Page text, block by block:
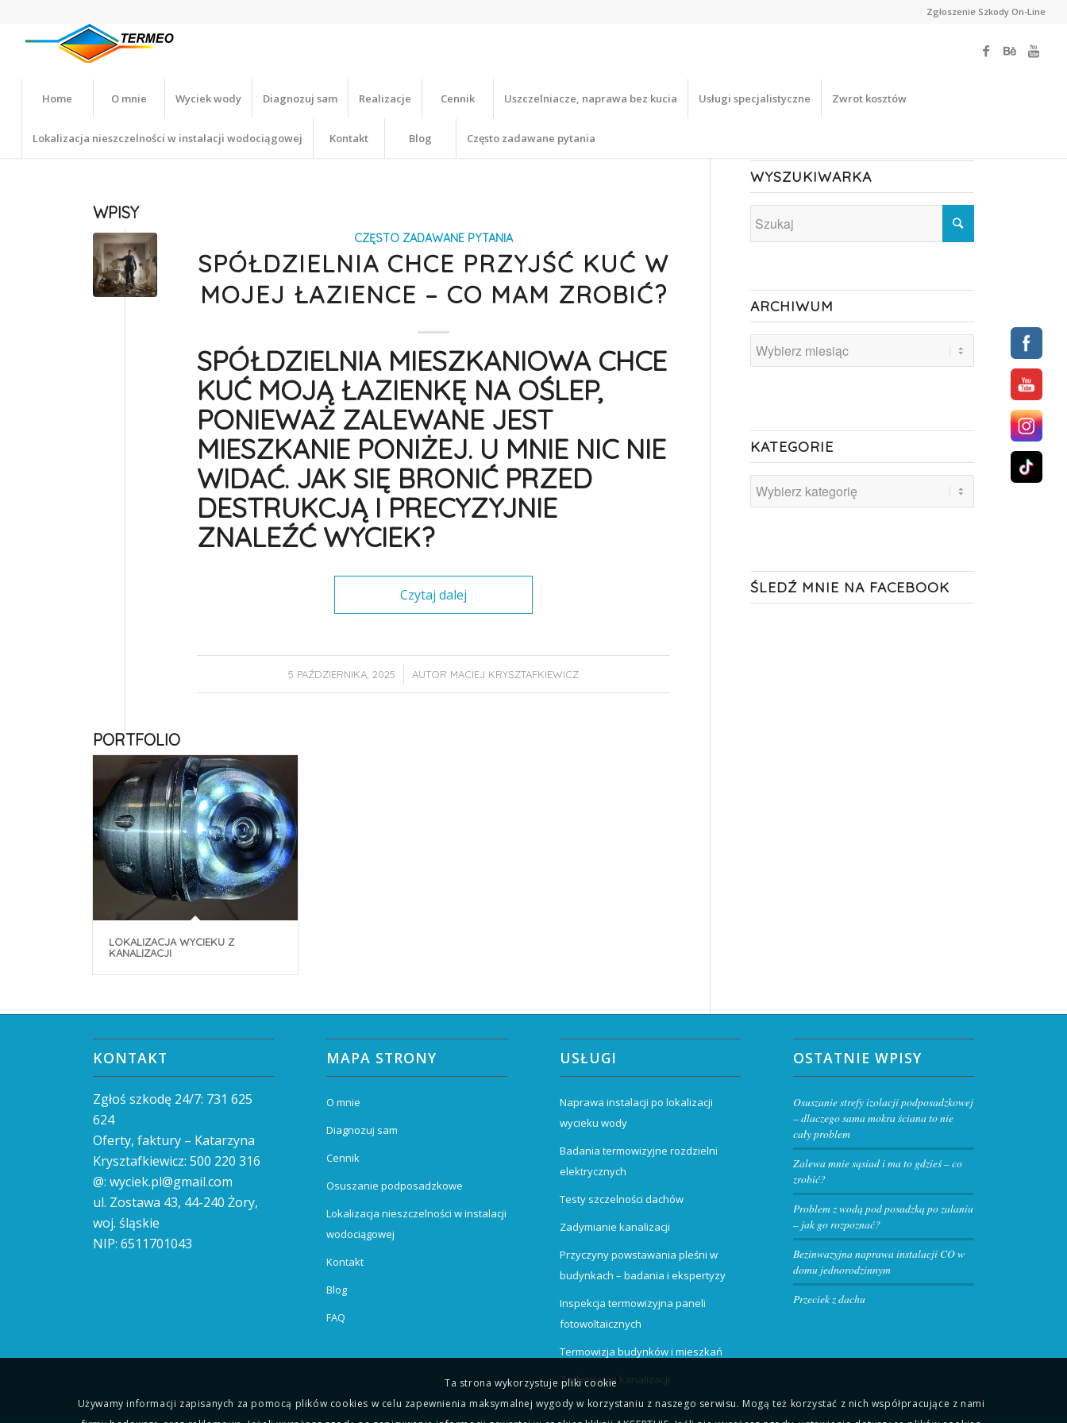
Zgłoszenie Szkody On-Line
Home O mnie Wyciek wody Diagnozuj sam Realizacje Cennik Uszczelniacze, naprawa bez kucia Usługi specjalistyczne Zwrot kosztów
Lokalizacja nieszczelności w instalacji wodociągowej Kontakt Blog Często zadawane pytania
WPISY
CZĘSTO ZADAWANE PYTANIA
SPÓŁDZIELNIA CHCE PRZYJŚĆ KUĆ W
MOJEJ ŁAZIENCE – CO MAM ZROBIĆ?
SPÓŁDZIELNIA MIESZKANIOWA CHCE
KUĆ MOJĄ ŁAZIENKĘ NA OŚLEP,
PONIEWAŻ ZALEWANE JEST
MIESZKANIE PONIŻEJ. U MNIE NIC NIE
WIDAĆ. JAK SIĘ BRONIĆ PRZED
DESTRUKCJĄ I PRECYZYJNIE
ZNALEŹĆ WYCIEK?
Czytaj dalej
5 PAŹDZIERNIKA, 2025
/ AUTOR MACIEJ KRYSZTAFKIEWICZ
PORTFOLIO
LOKALIZACJA WYCIEKU Z
KANALIZACJI
WYSZUKIWARKA
ARCHIWUM
KATEGORIE
Kategorie
ŚLEDŹ MNIE NA FACEBOOK
KONTAKT
Zgłoś szkodę 24/7: 731 625
624
Oferty, faktury – Katarzyna
Krysztafkiewicz:500 220 316
@:wyciek.pl@gmail.com
ul. Zostawa 43, 44-240Żory,
woj. śląskie
NIP: 6511701043
MAPA STRONY
O mnie
Diagnozuj sam
Cennik
Osuszanie podposadzkowe
Lokalizacja nieszczelności w instalacji
wodociągowej
Kontakt
Blog
FAQ
USŁUGI
Naprawa instalacji po lokalizacji
wycieku wody
Badania termowizyjne rozdzielni
elektrycznych
Testy szczelności dachów
Zadymianie kanalizacji
Przyczyny powstawania pleśni w
budynkach – badania i ekspertyzy
Inspekcja termowizyjna paneli
fotowoltaicznych
Termowizja budynków i mieszkań
Zadymianie kanalizacji
OSTATNIE WPISY
Osuszanie strefy izolacji podposadzkowej
– dlaczego sama mokra ściana to nie
cały problem
Zalewa mnie sąsiad i ma to gdzieś – co
zrobić?
Problem z wodą pod posadzką po zalaniu
– jak go rozpoznać?
Bezinwazyjna naprawa instalacji CO w
domu jednorodzinnym
Przeciek z dachu
Ta strona wykorzystuje pliki cookie
Używamy informacji zapisanych za pomocą plików cookies w celu zapewnienia maksymalnej wygody w korzystaniu z naszego serwisu. Mogą też korzystać z nich współpracujące z nami